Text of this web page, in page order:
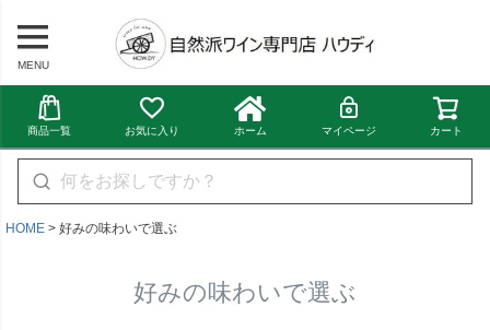
MENU
商品一覧 お気に入り ホーム マイページ カート
HOME 好みの味わいで選ぶ
好みの味わいで選ぶ